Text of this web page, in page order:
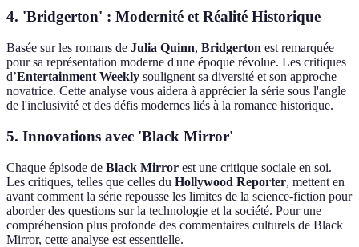
4. 'Bridgerton' : Modernité et Réalité Historique
Basée sur les romans de Julia Quinn, Bridgerton est remarquée
pour sa représentation moderne d'une époque révolue. Les critiques
d’Entertainment Weekly soulignent sa diversité et son approche
novatrice. Cette analyse vous aidera à apprécier la série sous l'angle
de l'inclusivité et des défis modernes liés à la romance historique.
5. Innovations avec 'Black Mirror'
Chaque épisode de Black Mirror est une critique sociale en soi.
Les critiques, telles que celles du Hollywood Reporter, mettent en
avant comment la série repousse les limites de la science-fiction pour
aborder des questions sur la technologie et la société. Pour une
compréhension plus profonde des commentaires culturels de Black
Mirror, cette analyse est essentielle.